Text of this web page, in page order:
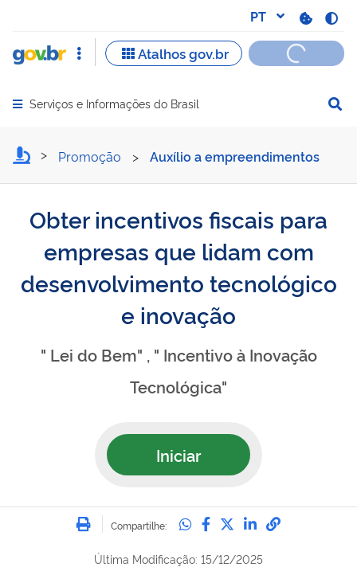
Abrir menu principal de navegação
Serviços e Informações do Brasil
Obter incentivos fiscais
Promoção > Auxílio a empreendimentos
Obter incentivos fiscais para
empresas que lidam com
desenvolvimento tecnológico
e inovação
" Lei do Bem" , " Incentivo à Inovação
Tecnológica"
Iniciar
Imprimir
Compartilhe: Compartilhe no
Compartilhe no
Compartilhe no
Compartilhe
Última Modificação: 15/12/2025